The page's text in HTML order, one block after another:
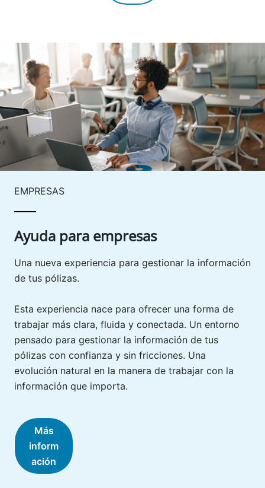
EMPRESAS
Ayuda para empresas
Una nueva experiencia para gestionar la información
de tus pólizas.
Esta experiencia nace para ofrecer una forma de
trabajar más clara, fluida y conectada. Un entorno
pensado para gestionar la información de tus
pólizas con confianza y sin fricciones. Una
evolución natural en la manera de trabajar con la
información que importa.
Más
inform
ación